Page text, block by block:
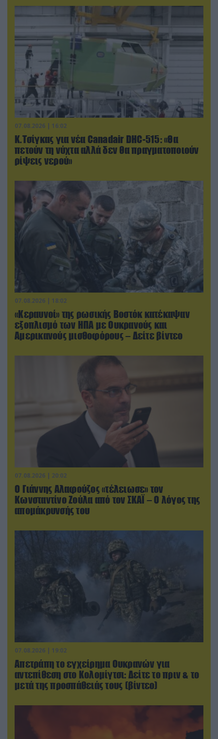
07.08.2026 | 16:02
Κ.Τσίγκας για νέα Canadair DHC-515: «Θα
πετούν τη νύχτα αλλά δεν θα πραγματοποιούν
ρίψεις νερού»
07.08.2026 | 18:02
«Κεραυνοί» της ρωσικής Βοστόκ κατέκαψαν
εξοπλισμό των ΗΠΑ με Ουκρανούς και
Αμερικανούς μισθοφόρους – Δείτε βίντεο
07.08.2026 | 20:02
Ο Γιάννης Αλαφούζος «τέλειωσε» τον
Κωνσταντίνο Ζούλα από τον ΣΚΑΪ – Ο λόγος της
απομάκρυνσής του
07.08.2026 | 19:02
Απετράπη το εγχείρημα Ουκρανών για
αντεπίθεση στο Κολομίγτσι: Δείτε το πριν & το
μετά της προσπάθειάς τους (βίντεο)